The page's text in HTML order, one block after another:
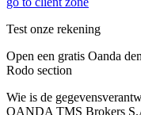
Test onze rekening
Open een gratis Oanda
Rodo section
Wie is de
OANDA TMS Brokers